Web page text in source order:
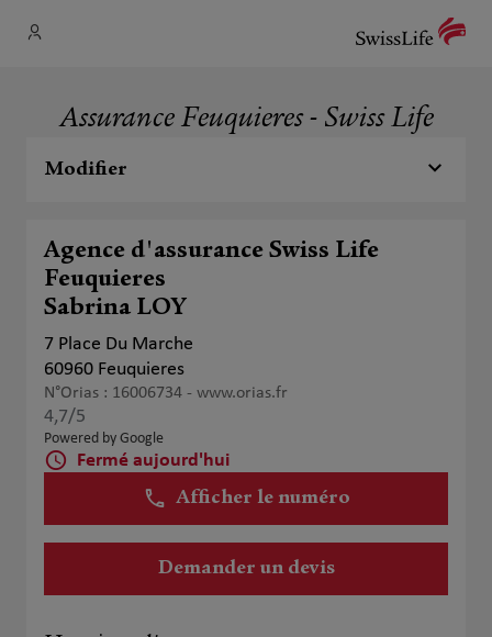
Assurance Feuquieres - Swiss Life
Modifier
Agence d'assurance Swiss Life
Feuquieres
Sabrina LOY
7 Place Du Marche
60960 Feuquieres
N°Orias : 16006734 - www.orias.fr
4,7/5
Powered by Google
Fermé aujourd'hui
Afficher le numéro
Demander un devis